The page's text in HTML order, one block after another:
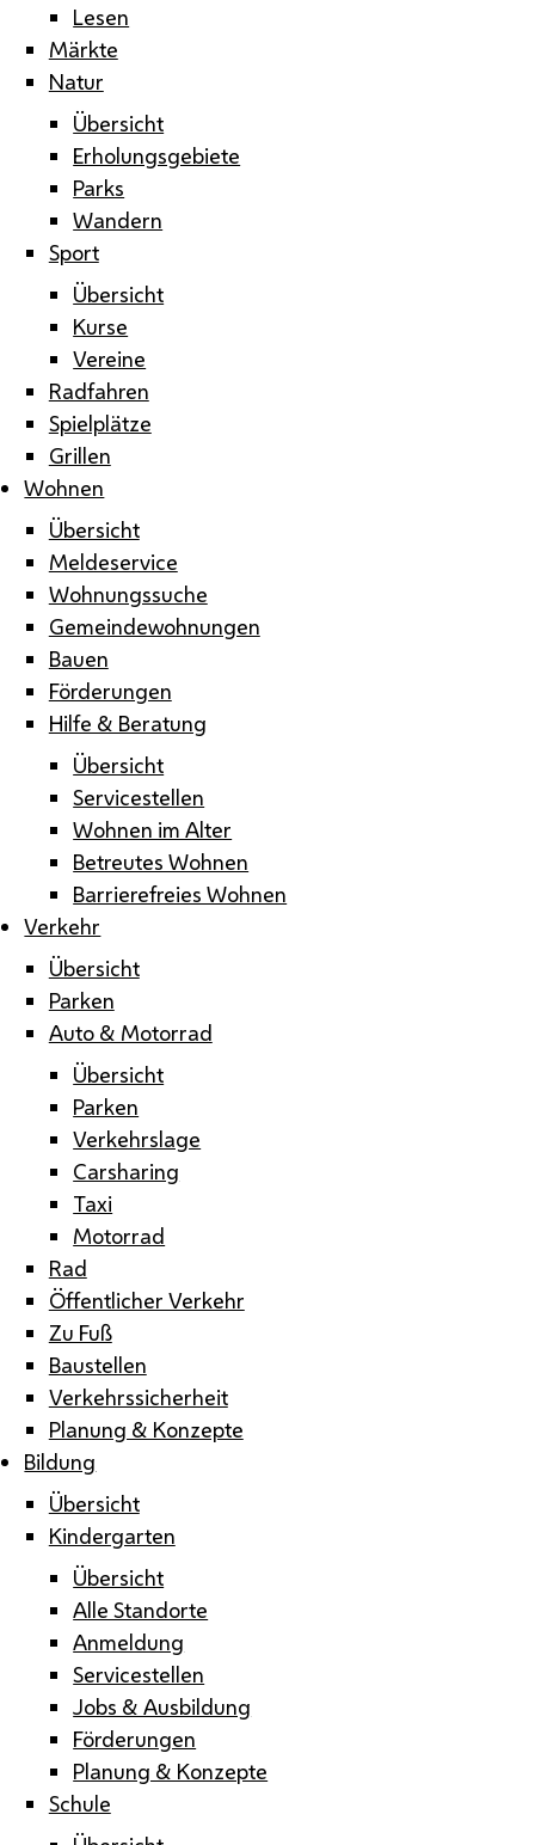
Lesen
Märkte
Natur
Übersicht
Erholungsgebiete
Parks
Wandern
Sport
Übersicht
Kurse
Vereine
Radfahren
Spielplätze
Grillen
Wohnen
Übersicht
Meldeservice
Wohnungssuche
Gemeindewohnungen
Bauen
Förderungen
Hilfe & Beratung
Übersicht
Servicestellen
Wohnen im Alter
Betreutes Wohnen
Barrierefreies Wohnen
Verkehr
Übersicht
Parken
Auto & Motorrad
Übersicht
Parken
Verkehrslage
Carsharing
Taxi
Motorrad
Rad
Öffentlicher Verkehr
Zu Fuß
Baustellen
Verkehrssicherheit
Planung & Konzepte
Bildung
Übersicht
Kindergarten
Übersicht
Alle Standorte
Anmeldung
Servicestellen
Jobs & Ausbildung
Förderungen
Planung & Konzepte
Schule